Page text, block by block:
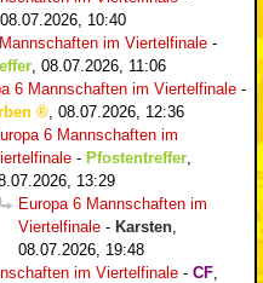
08.07.2026, 10:40
im Viertelfinale -
08.07.2026, 11:06
6 Mannschaften im Viertelfinale -
08.07.2026, 12:36
6 Mannschaften im
- Pfostentreffer
13:29
Europa 6 Mannschaften im
Viertelfinale - Karsten
08.07.2026, 19:48
im Viertelfinale - CF